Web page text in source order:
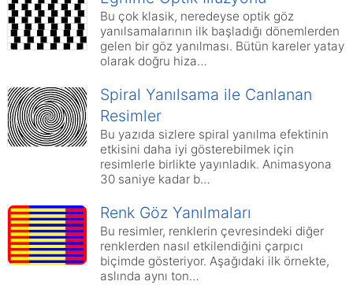
Bu çok klasik, neredeyse optik göz
yanılsamalarının ilk başladığı dönemlerden
gelen bir göz yanılması. Bütün kareler yatay
olarak doğru hiza…
Spiral Yanılsama ile Canlanan
Resimler
Bu yazıda sizlere spiral yanılma efektinin
etkisini daha iyi gösterebilmek için
resimlerle birlikte yayınladık. Animasyona
30 saniye kadar b…
Renk Göz Yanılmaları
Bu resimler, renklerin çevresindeki diğer
renklerden nasıl etkilendiğini çarpıcı
biçimde gösteriyor. Aşağıdaki ilk örnekte,
aslında aynı ton…